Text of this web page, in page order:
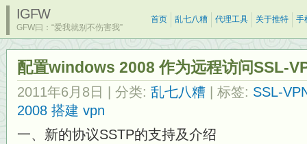
IGFW
GFW曰：“爱我就别不伤害我”
首页 乱七八糟 代理工具 关于推特 手
配置windows 2008 作为远程访问SSL-
2011年6月8日 | 分类: 乱七八糟 | 标签: SSL-
2008 搭建 vpn
一、新的协议SSTP的支持及介绍